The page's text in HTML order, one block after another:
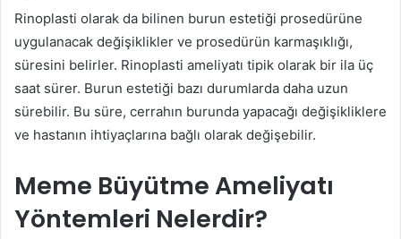
Rinoplasti olarak da bilinen burun estetiği prosedürüne
uygulanacak değişiklikler ve prosedürün karmaşıklığı,
süresini belirler. Rinoplasti ameliyatı tipik olarak bir ila üç
saat sürer. Burun estetiği bazı durumlarda daha uzun
sürebilir. Bu süre, cerrahın burunda yapacağı değişikliklere
ve hastanın ihtiyaçlarına bağlı olarak değişebilir.
Meme Büyütme Ameliyatı
Yöntemleri Nelerdir?